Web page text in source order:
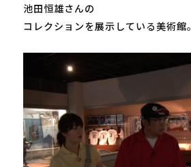
池田恒雄さんの
コレクションを展示している美術館。